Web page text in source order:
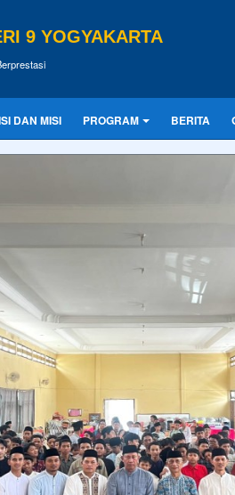
9 YOGYAKARTA
DAN MISI PROGRAM BERITA